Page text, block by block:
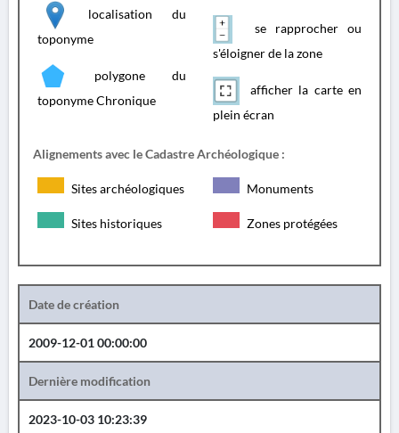
localisation du
toponyme
polygone du
toponyme Chronique
se rapprocher ou
s'éloigner de la zone
afficher la carte en
plein écran
Alignements avec le Cadastre Archéologique :
Sites archéologiques Monuments
Sites historiques Zones protégées
Date de création
2009-12-01 00:00:00
Dernière modification
2023-10-03 10:23:39